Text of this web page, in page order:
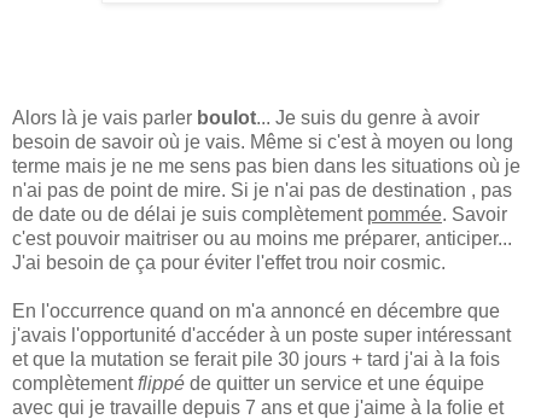
Alors là je vais parler boulot... Je suis du genre à avoir
besoin de savoir où je vais. Même si c'est à moyen ou long
terme mais je ne me sens pas bien dans les situations où je
n'ai pas de point de mire. Si je n'ai pas de destination , pas
de date ou de délai je suis complètement pommée. Savoir
c'est pouvoir maitriser ou au moins me préparer, anticiper...
J'ai besoin de ça pour éviter l'effet trou noir cosmic.
En l'occurrence quand on m'a annoncé en décembre que
j'avais l'opportunité d'accéder à un poste super intéressant
et que la mutation se ferait pile 30 jours + tard j'ai à la fois
complètementflippé de quitter un service et une équipe
avec qui je travaille depuis 7 ans et que j'aime à la folie et